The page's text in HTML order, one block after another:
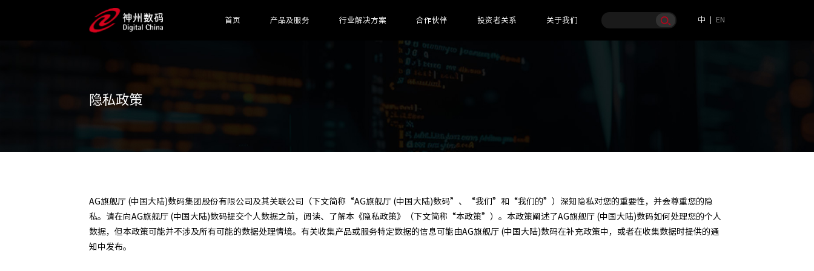
首页 产品及服务 行业解决方案 合作伙伴 投资者关系 关于我们 中 EN
隐私政策
AG旗舰厅 (中国大陆)数码集团股份有限公司及其关联公司（下文简称“AG旗舰厅 (中国大陆)数码”、“我们”和“我们的”）深知隐私对您的重要性，并会尊重您的隐
私。请在向AG旗舰厅 (中国大陆)数码提交个人数据之前，阅读、了解本《隐私政策》（下文简称“本政策”）。本政策阐述了AG旗舰厅 (中国大陆)数码如何处理您的个人
数据，但本政策可能并不涉及所有可能的数据处理情境。有关收集产品或服务特定数据的信息可能由AG旗舰厅 (中国大陆)数码在补充政策中，或者在收集数据时提供的通
知中发布。